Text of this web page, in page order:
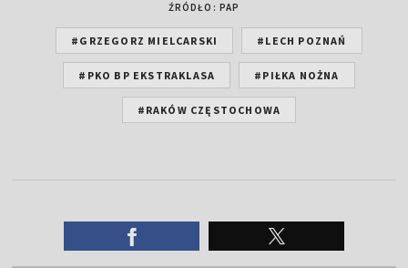
ŹRÓDŁO: PAP
#GRZEGORZ MIELCARSKI #LECH POZNAŃ
#PKO BP EKSTRAKLASA #PIŁKA NOŻNA
#RAKÓW CZĘSTOCHOWA